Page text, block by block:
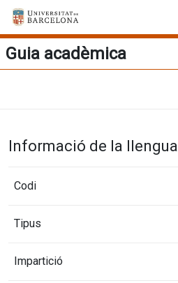
Guia acadèmica
Informació de la llengua
Codi
Tipus
Impartició